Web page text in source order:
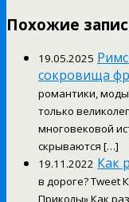
Похожие
19.05.2025
сокровища
романтики, моды
только
многовековой
скрываются […]
19.11.2022 Как
в дороге? Tweet
Приколы» Как